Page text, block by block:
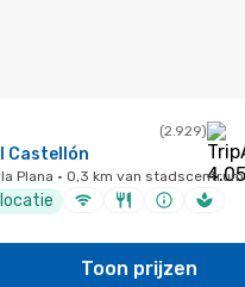
(2.929)
Castellón
Plana · 0,3 km van stadscentrum
Toon prijzen